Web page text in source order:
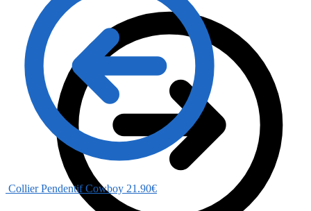
Collier Pendentif Cowboy 21.90€